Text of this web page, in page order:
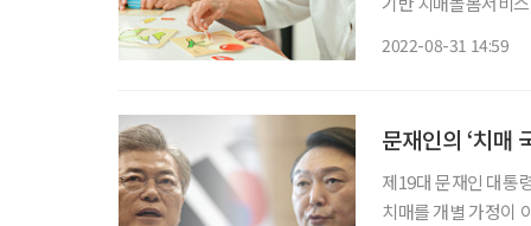
2022-08-31 14:59
문재인의 ‘치매
제19대 문재인 대통
치매를 개별 가정이